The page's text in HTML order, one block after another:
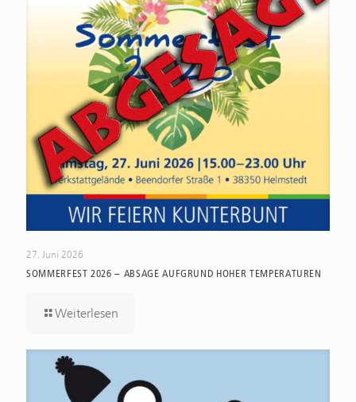
27. Juni 2026
SOMMERFEST 2026 – ABSAGE AUFGRUND HOHER TEMPERATUREN
Weiterlesen